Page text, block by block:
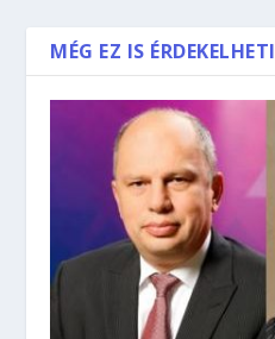
MÉG EZ IS ÉRDEKELHETI